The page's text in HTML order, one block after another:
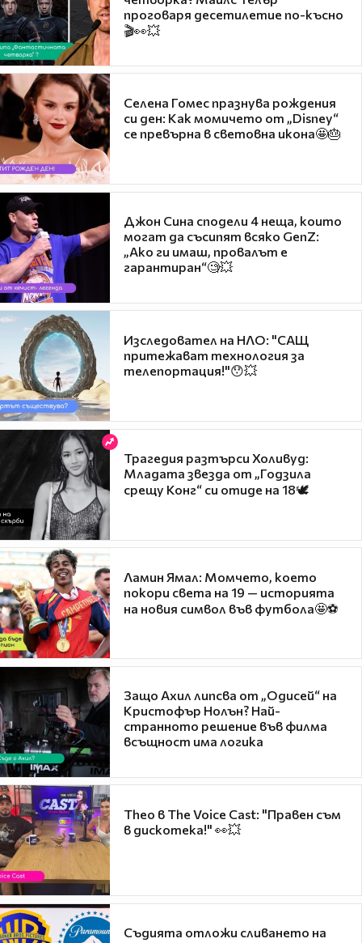
проговаря десетилетие по-късно
🎬👀💥
Селена Гомес празнува рождения
си ден: Как момичето от „Disney“
се превърна в световна икона🤩🎂
Джон Сина сподели 4 неща, които
могат да съсипят всяко GenZ:
„Ако ги имаш, провалът е
гарантиран“🧐💥
Изследовател на НЛО: "САЩ
притежават технология за
телепортация!"😯💥
Трагедия разтърси Холивуд:
Младата звезда от „Годзила
срещу Конг“ си отиде на 18🕊️
Ламин Ямал: Момчето, което
покори света на 19 — историята
на новия символ във футбола🤩⚽
Защо Ахил липсва от „Одисей“ на
Кристофър Нолън? Най-
странното решение във филма
всъщност има логика
Theo в The Voice Cast: "Правен съм
в дискотека!" 👀💥
Съдията отложи сливането на